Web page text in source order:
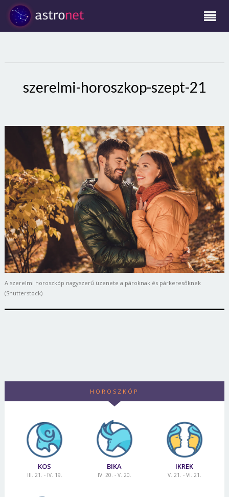
szerelmi-horoszkop-szept-21
A szerelmi horoszkóp nagyszerű üzenete a pároknak és párkeresőknek
(Shutterstock)
HOROSZKÓP
KOS
III. 21. - IV. 19.
BIKA
IV. 20. - V. 20.
IKREK
V. 21. - VI. 21.